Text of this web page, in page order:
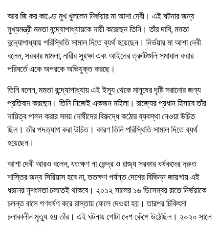
আর জি কর কাণ্ডে মুখ খুললেন নির্ভয়ার মা আশা দেবী। এই ঘটনার জন্য
মুখ্যমন্ত্রী মমতা বন্দ্যোপাধ্যায়কে দায়ী করেছেন তিনি। তাঁর দাবি, মমতা
বন্দ্যোপাধ্যায় পরিস্থিতি সামাল দিতে ব্যর্থ হয়েছেন। নির্ভয়ার মা আশা দেবী
বলেন, সরকার মামলা, নারীর সুরক্ষা এবং আইনের ত্রুটিগুলি সমাধান করার
পরিবর্তে একে অপরকে অভিযুক্ত করছে।
তিনি বলেন, মমতা বন্দ্যোপাধ্যায় এই ইস্যু থেকে মানুষের দৃষ্টি সরানোর জন্য
প্রতিবাদ করছেন। তিনি নিজেই একজন মহিলা। রাজ্যের প্রধান হিসাবে তাঁর
দায়িত্ব পালন করার সময় দোষীদের বিরুদ্ধে কঠোর ব্যবস্থা নেওয়া উচিত
ছিল। তাঁর পদত্যাগ করা উচিত। কারণ তিনি পরিস্থিতি সামাল দিতে ব্যর্থ
হয়েছেন।
আশা দেবী আরও বলেন, যতক্ষণ না কেন্দ্র ও রাজ্য সরকার ধর্ষকদের দ্রুত
শাস্তির জন্য সিরিয়াস হবে না, ততক্ষণ পর্যন্ত দেশের বিভিন্ন জায়গায় এই
ধরনের নৃশংসতা চলতেই থাকবে। ২০১২ সালের ১৬ ডিসেম্বর রাতে নির্ভয়াকে
চলন্ত বাসে গণধর্ষণ করে রাস্তায় ফেলে দেওয়া হয়। তারপর চিকিৎসা
চলাকালীন মৃত্যু হয় তাঁর। এই ঘটনায় গোটা দেশ কেঁপে উঠেছিল। ২০২০ সালে